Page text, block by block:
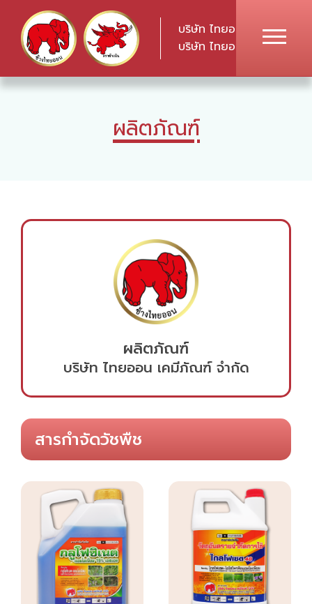
บริษัท ไทยออน เคมีภัณฑ์ จ
บริษัท ไทยออน อินเตอร์แพ
ผลิตภัณฑ์
ผลิตภัณฑ์
บริษัท ไทยออน เคมีภัณฑ์ จำกัด
สารกำจัดวัชพืช